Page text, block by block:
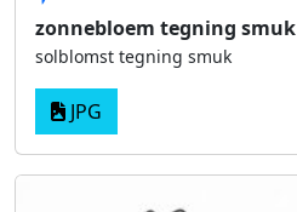
zonnebloem tegning smuk
solblomst tegning smuk
JPG